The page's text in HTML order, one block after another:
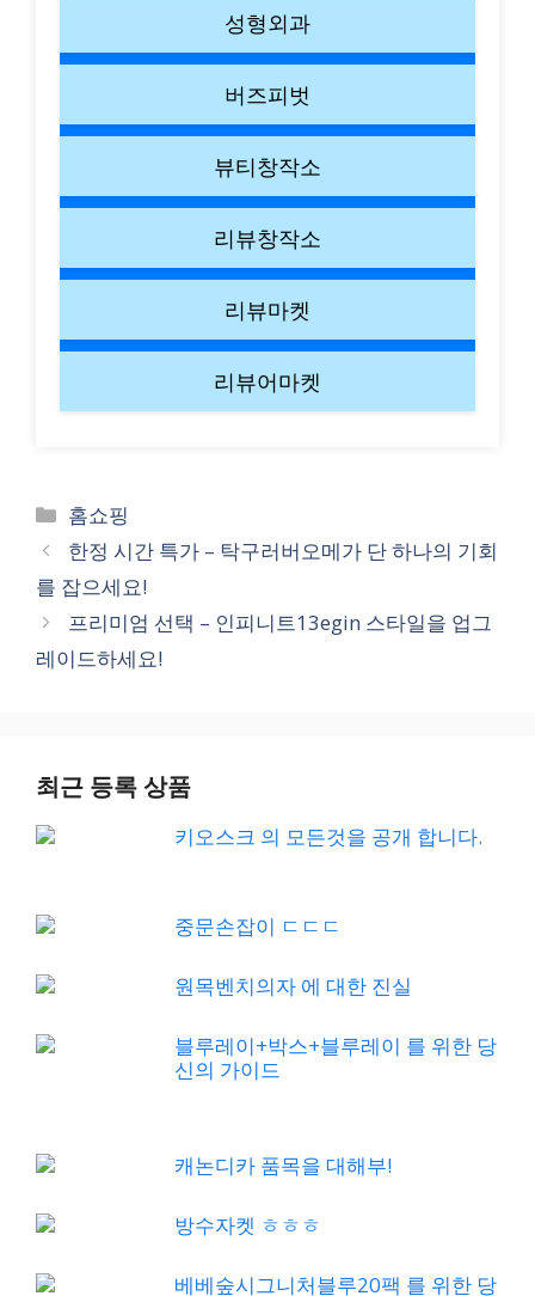
성형외과
버즈피벗
뷰티창작소
리뷰창작소
리뷰마켓
리뷰어마켓
Categories
홈쇼핑
한정 시간 특가 – 탁구러버오메가 단 하나의 기회
를 잡으세요!
프리미엄 선택 – 인피니트13egin 스타일을 업그
레이드하세요!
최근 등록 상품
키오스크 의 모든것을 공개 합니다.
중문손잡이 ㄷㄷㄷ
원목벤치의자 에 대한 진실
블루레이+박스+블루레이 를 위한 당
신의 가이드
캐논디카 품목을 대해부!
방수자켓 ㅎㅎㅎ
베베숲시그니처블루20팩 를 위한 당